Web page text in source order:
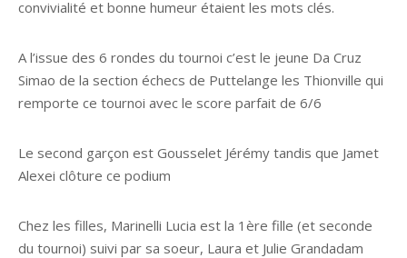
convivialité et bonne humeur étaient les mots clés.
A l’issue des 6 rondes du tournoi c’est le jeune Da Cruz
Simao de la section échecs de Puttelange les Thionville qui
remporte ce tournoi avec le score parfait de 6/6
Le second garçon est Gousselet Jérémy tandis que Jamet
Alexei clôture ce podium
Chez les filles, Marinelli Lucia est la 1ère fille (et seconde
du tournoi) suivi par sa soeur, Laura et Julie Grandadam